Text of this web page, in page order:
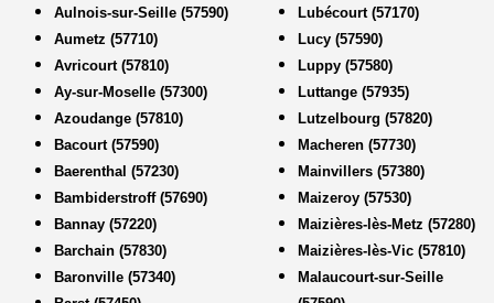
Aulnois-sur-Seille (57590)
Aumetz (57710)
Avricourt (57810)
Ay-sur-Moselle (57300)
Azoudange (57810)
Bacourt (57590)
Baerenthal (57230)
Bambiderstroff (57690)
Bannay (57220)
Barchain (57830)
Baronville (57340)
Lubécourt (57170)
Lucy (57590)
Luppy (57580)
Luttange (57935)
Lutzelbourg (57820)
Macheren (57730)
Mainvillers (57380)
Maizeroy (57530)
Maizières-lès-Metz (57280)
Maizières-lès-Vic (57810)
Malaucourt-sur-Seille